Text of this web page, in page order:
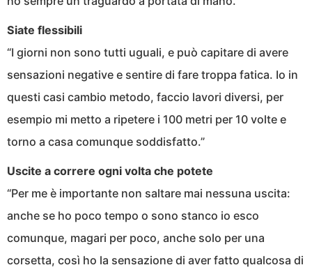
Siate flessibili
“I giorni non sono tutti uguali, e può capitare di avere
sensazioni negative e sentire di fare troppa fatica. Io in
questi casi cambio metodo, faccio lavori diversi, per
esempio mi metto a ripetere i 100 metri per 10 volte e
torno a casa comunque soddisfatto.”
Uscite a correre ogni volta che potete
“Per me è importante non saltare mai nessuna uscita:
anche se ho poco tempo o sono stanco io esco
comunque, magari per poco, anche solo per una
corsetta, così ho la sensazione di aver fatto qualcosa di